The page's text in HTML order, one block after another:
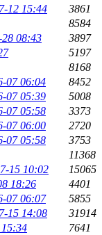
12 15:44
3861
8584
08:43
3897
5197
8168
07 06:04
8452
07 05:39
5008
07 05:58
3373
07 06:00
2720
07 05:58
3753
11368
15 10:02
15065
18:26
4401
07 06:07
5855
15 14:08
31914
7641